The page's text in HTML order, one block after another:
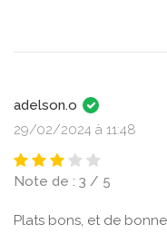
adelson.o
29/02/2024 à 11:48
Note de : 3 / 5
Plats bons, et de